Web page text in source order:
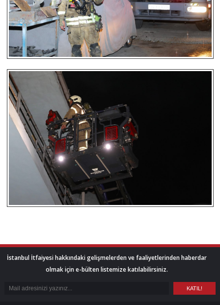
İstanbul İtfaiyesi hakkındaki gelişmelerden ve faaliyetlerinden haberdar
olmak için e-bülten listemize katılabilirsiniz.